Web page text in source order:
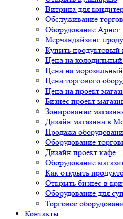
Витрина для
Обслуживание
Оборудование Арнег
Мерчандайзинг
Купить продуктовый
Цена на
Цена на
Цена торгового
Цена на проект
Бизнес проект
Зонирование
Дизайн магазина в
Продажа
Оборудование
Дизайн проект кафе
Оборудование
Как открыть
Открыть бизнес в
Оборудование для
Торговое
Контакты